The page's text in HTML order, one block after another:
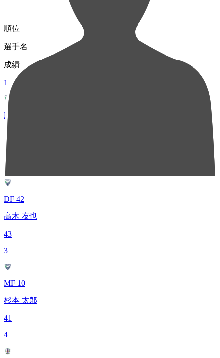
順位
選手名
成績
1
MF 7
児玉 駿斗
57
2
DF 42
高木 友也
43
3
MF 10
杉本 太郎
41
4